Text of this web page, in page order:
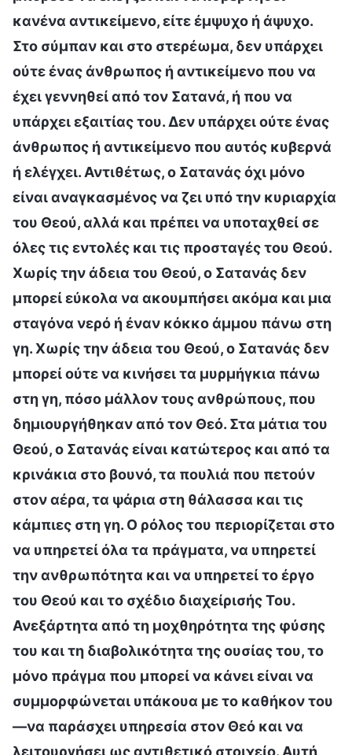
κανένα αντικείμενο, είτε έμψυχο ή άψυχο.
Στο σύμπαν και στο στερέωμα, δεν υπάρχει
ούτε ένας άνθρωπος ή αντικείμενο που να
έχει γεννηθεί από τον Σατανά, ή που να
υπάρχει εξαιτίας του. Δεν υπάρχει ούτε ένας
άνθρωπος ή αντικείμενο που αυτός κυβερνά
ή ελέγχει. Αντιθέτως, ο Σατανάς όχι μόνο
είναι αναγκασμένος να ζει υπό την κυριαρχία
του Θεού, αλλά και πρέπει να υποταχθεί σε
όλες τις εντολές και τις προσταγές του Θεού.
Χωρίς την άδεια του Θεού, ο Σατανάς δεν
μπορεί εύκολα να ακουμπήσει ακόμα και μια
σταγόνα νερό ή έναν κόκκο άμμου πάνω στη
γη. Χωρίς την άδεια του Θεού, ο Σατανάς δεν
μπορεί ούτε να κινήσει τα μυρμήγκια πάνω
στη γη, πόσο μάλλον τους ανθρώπους, που
δημιουργήθηκαν από τον Θεό. Στα μάτια του
Θεού, ο Σατανάς είναι κατώτερος και από τα
κρινάκια στο βουνό, τα πουλιά που πετούν
στον αέρα, τα ψάρια στη θάλασσα και τις
κάμπιες στη γη. Ο ρόλος του περιορίζεται στο
να υπηρετεί όλα τα πράγματα, να υπηρετεί
την ανθρωπότητα και να υπηρετεί το έργο
του Θεού και το σχέδιο διαχείρισής Του.
Ανεξάρτητα από τη μοχθηρότητα της φύσης
του και τη διαβολικότητα της ουσίας του, το
μόνο πράγμα που μπορεί να κάνει είναι να
συμμορφώνεται υπάκουα με το καθήκον του
—να παράσχει υπηρεσία στον Θεό και να
λειτουργήσει ως αντιθετικό στοιχείο. Αυτή